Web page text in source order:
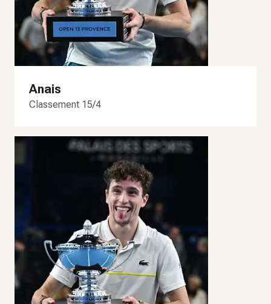
Anais
Classement 15/4